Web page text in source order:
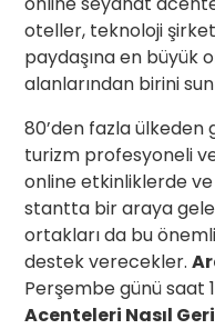
oteller, teknoloji
paydaşına en büyük
alanlarından birini
80’den fazla ülkeden
turizm profesyoneli
online etkinliklerde
stantta bir araya
ortakları da bu
destek verecekler.
Perşembe günü saat
Acenteleri Nasıl